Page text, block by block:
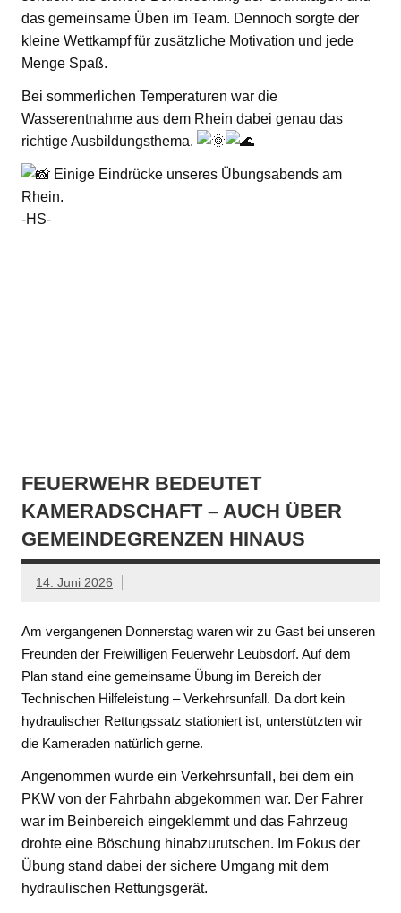
das gemeinsame Üben im Team. Dennoch sorgte der
kleine Wettkampf für zusätzliche Motivation und jede
Menge Spaß.
Bei sommerlichen Temperaturen war die
Wasserentnahme aus dem Rhein dabei genau das
richtige Ausbildungsthema.
Einige Eindrücke unseres Übungsabends am
Rhein.
-HS-
FEUERWEHR BEDEUTET
KAMERADSCHAFT – AUCH ÜBER
GEMEINDEGRENZEN HINAUS
14. Juni 2026
Am vergangenen Donnerstag waren wir zu Gast bei unseren
Freunden der Freiwilligen Feuerwehr Leubsdorf. Auf dem
Plan stand eine gemeinsame Übung im Bereich der
Technischen Hilfeleistung – Verkehrsunfall. Da dort kein
hydraulischer Rettungssatz stationiert ist, unterstützten wir
die Kameraden natürlich gerne.
Angenommen wurde ein Verkehrsunfall, bei dem ein
PKW von der Fahrbahn abgekommen war. Der Fahrer
war im Beinbereich eingeklemmt und das Fahrzeug
drohte eine Böschung hinabzurutschen. Im Fokus der
Übung stand dabei der sichere Umgang mit dem
hydraulischen Rettungsgerät.